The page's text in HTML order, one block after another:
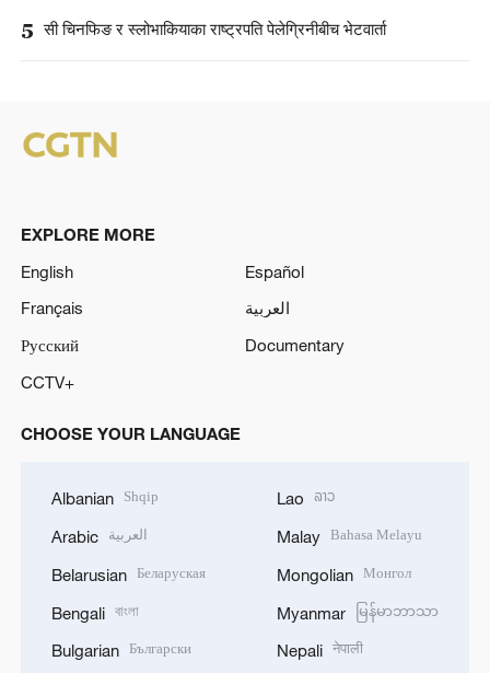
5 सी चिनफिङ र स्लोभाकियाका राष्ट्रपति पेलेग्रिनीबीच भेटवार्ता
EXPLORE MORE
English
Español
Français
العربية
Русский
Documentary
CCTV+
CHOOSE YOUR LANGUAGE
Albanian Shqip
Arabic العربية
Belarusian Беларуская
Bengali বাংলা
Bulgarian Български
Lao ລາວ
Malay Bahasa Melayu
Mongolian Монгол
Myanmar မြန်မာဘာသာ
Nepali नेपाली